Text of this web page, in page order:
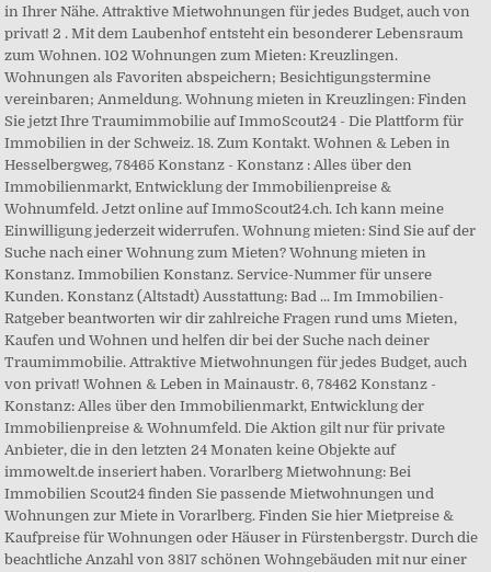
in Ihrer Nähe. Attraktive Mietwohnungen für jedes Budget, auch von
privat! 2 . Mit dem Laubenhof entsteht ein besonderer Lebensraum
zum Wohnen. 102 Wohnungen zum Mieten: Kreuzlingen.
Wohnungen als Favoriten abspeichern; Besichtigungstermine
vereinbaren; Anmeldung. Wohnung mieten in Kreuzlingen: Finden
Sie jetzt Ihre Traumimmobilie auf ImmoScout24 - Die Plattform für
Immobilien in der Schweiz. 18. Zum Kontakt. Wohnen & Leben in
Hesselbergweg, 78465 Konstanz - Konstanz : Alles über den
Immobilienmarkt, Entwicklung der Immobilienpreise &
Wohnumfeld. Jetzt online auf ImmoScout24.ch. Ich kann meine
Einwilligung jederzeit widerrufen. Wohnung mieten: Sind Sie auf der
Suche nach einer Wohnung zum Mieten? Wohnung mieten in
Konstanz. Immobilien Konstanz. Service-Nummer für unsere
Kunden. Konstanz (Altstadt) Ausstattung: Bad ... Im Immobilien-
Ratgeber beantworten wir dir zahlreiche Fragen rund ums Mieten,
Kaufen und Wohnen und helfen dir bei der Suche nach deiner
Traumimmobilie. Attraktive Mietwohnungen für jedes Budget, auch
von privat! Wohnen & Leben in Mainaustr. 6, 78462 Konstanz -
Konstanz: Alles über den Immobilienmarkt, Entwicklung der
Immobilienpreise & Wohnumfeld. Die Aktion gilt nur für private
Anbieter, die in den letzten 24 Monaten keine Objekte auf
immowelt.de inseriert haben. Vorarlberg Mietwohnung: Bei
Immobilien Scout24 finden Sie passende Mietwohnungen und
Wohnungen zur Miete in Vorarlberg. Finden Sie hier Mietpreise &
Kaufpreise für Wohnungen oder Häuser in Fürstenbergstr. Durch die
beachtliche Anzahl von 3817 schönen Wohngebäuden mit nur einer